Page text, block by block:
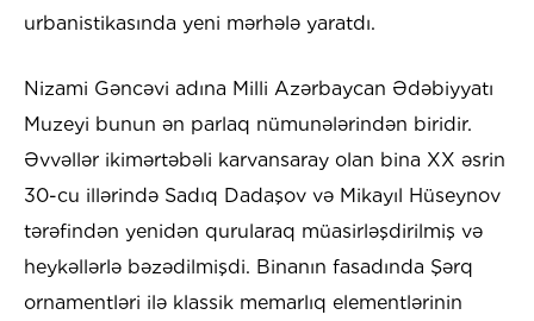
urbanistikasında yeni mərhələ yaratdı.
Nizami Gəncəvi adına Milli Azərbaycan Ədəbiyyatı
Muzeyi bunun ən parlaq nümunələrindən biridir.
Əvvəllər ikimərtəbəli karvansaray olan bina XX əsrin
30-cu illərində Sadıq Dadaşov və Mikayıl Hüseynov
tərəfindən yenidən qurularaq müasirləşdirilmiş və
heykəllərlə bəzədilmişdi. Binanın fasadında Şərq
ornamentləri ilə klassik memarlıq elementlərinin